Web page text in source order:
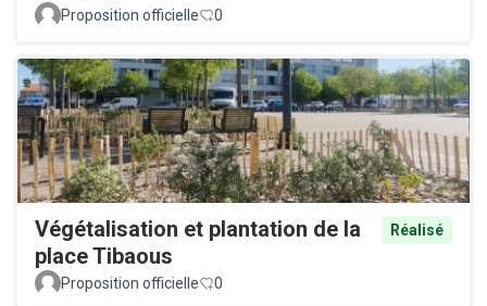
Proposition officielle 0
Végétalisation et plantation de la
place Tibaous
Réalisé
Proposition officielle 0